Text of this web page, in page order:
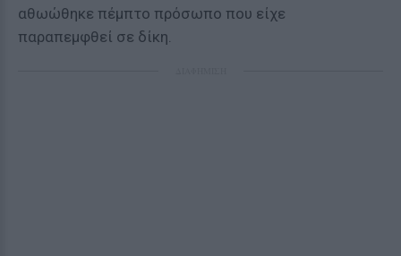
αθωώθηκε πέμπτο πρόσωπο που είχε
παραπεμφθεί σε δίκη.